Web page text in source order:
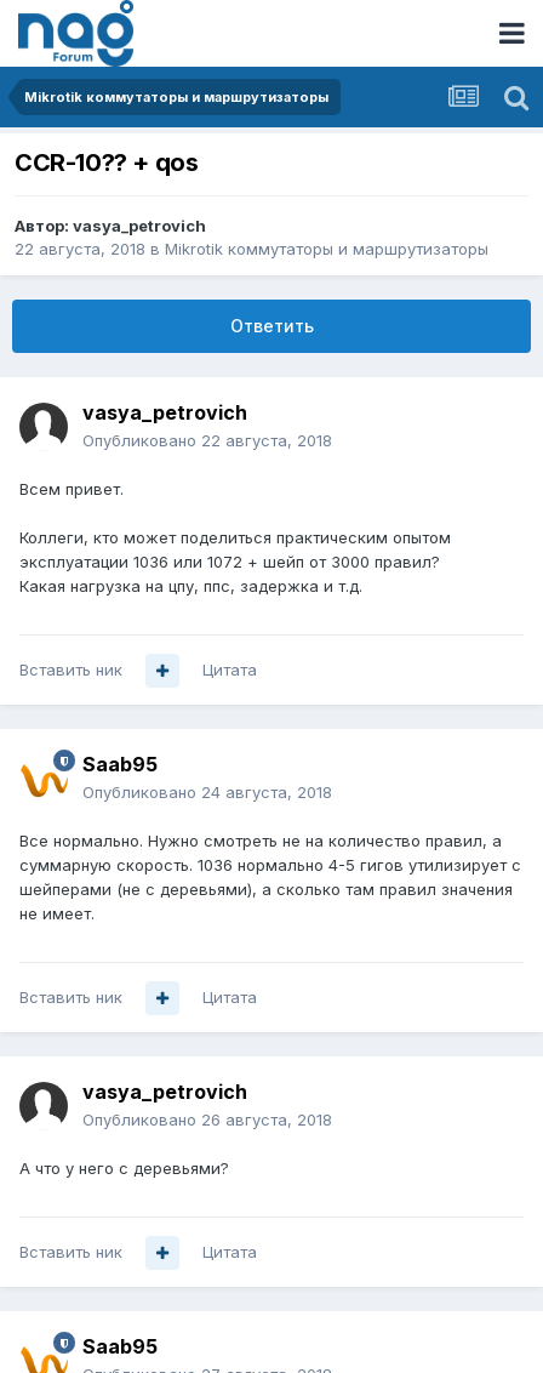
Mikrotik коммутаторы и маршрутизаторы
CCR-10?? + qos
Автор: vasya_petrovich
22 августа, 2018 в Mikrotik коммутаторы и маршрутизаторы
Ответить
vasya_petrovich
Опубликовано 22 августа, 2018
Всем привет.
Коллеги, кто может поделиться практическим опытом
эксплуатации 1036 или 1072 + шейп от 3000 правил?
Какая нагрузка на цпу, ппс, задержка и т.д.
Вставить ник Цитата
Saab95
Опубликовано 24 августа, 2018
Все нормально. Нужно смотреть не на количество правил, а
суммарную скорость. 1036 нормально 4-5 гигов утилизирует с
шейперами (не с деревьями), а сколько там правил значения
не имеет.
Вставить ник Цитата
vasya_petrovich
Опубликовано 26 августа, 2018
А что у него с деревьями?
Вставить ник Цитата
Saab95